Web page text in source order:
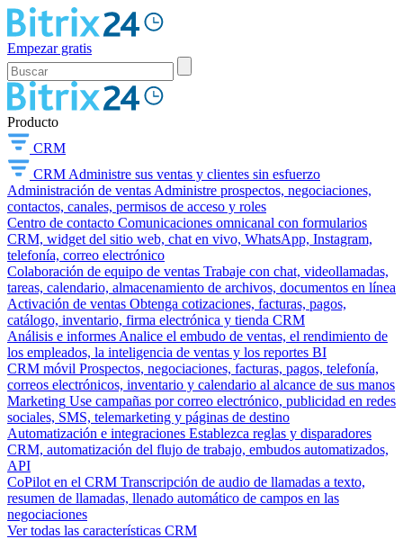
Empezar gratis
Producto
CRM
CRM Administre sus ventas y clientes sin esfuerzo
Administración de ventas Administre prospectos, negociaciones,
contactos, canales, permisos de acceso y roles
Centro de contacto Comunicaciones omnicanal con formularios
CRM, widget del sitio web, chat en vivo, WhatsApp, Instagram,
telefonía, correo electrónico
Colaboración de equipo de ventas Trabaje con chat, videollamadas,
tareas, calendario, almacenamiento de archivos, documentos en línea
Activación de ventas Obtenga cotizaciones, facturas, pagos,
catálogo, inventario, firma electrónica y tienda CRM
Análisis e informes Analice el embudo de ventas, el rendimiento de
los empleados, la inteligencia de ventas y los reportes BI
CRM móvil Prospectos, negociaciones, facturas, pagos, telefonía,
correos electrónicos, inventario y calendario al alcance de sus manos
Marketing Use campañas por correo electrónico, publicidad en redes
sociales, SMS, telemarketing y páginas de destino
Automatización e integraciones Establezca reglas y disparadores
CRM, automatización del flujo de trabajo, embudos automatizados,
API
CoPilot en el CRM Transcripción de audio de llamadas a texto,
resumen de llamadas, llenado automático de campos en las
negociaciones
Ver todas las características CRM